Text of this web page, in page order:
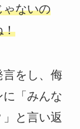
ゃないの
！
言をし、侮
「みんな
と言い返